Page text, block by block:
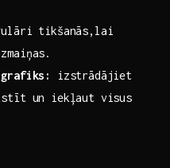
tikšanās,lai
‍grafiks:
izstrādājiet
un iekļaut visus